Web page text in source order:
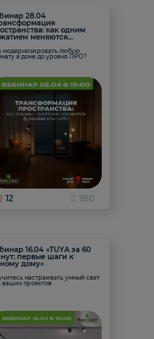
28.04
как одним
меняются
модернизировать любую
в доме до уровня ПРО?
12 950
16.04 «TUYA за 60
первые шаги к
дому»
настраивать умный свет
ваших проектов